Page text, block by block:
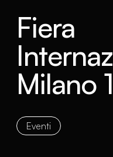
Fiera
Milano
Eventi